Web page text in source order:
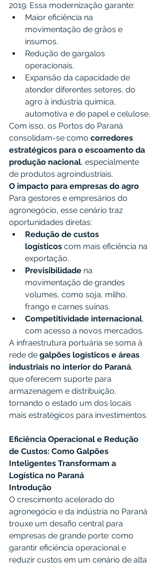
2019. Essa modernização garante:
Maior eficiência na
movimentação de grãos e
insumos.
Redução de gargalos
operacionais.
Expansão da capacidade de
atender diferentes setores, do
agro à indústria química,
automotiva e de papel e celulose.
Com isso, os Portos do Paraná
consolidam-se como corredores
estratégicos para o escoamento da
produção nacional, especialmente
de produtos agroindustriais.
O impacto para empresas do agro
Para gestores e empresários do
agronegócio, esse cenário traz
oportunidades diretas:
Redução de custos
logísticos com mais eficiência na
exportação.
Previsibilidade na
movimentação de grandes
volumes, como soja, milho,
frango e carnes suínas.
Competitividade internacional,
com acesso a novos mercados.
A infraestrutura portuária se soma à
rede de galpões logísticos e áreas
industriais no interior do Paraná,
que oferecem suporte para
armazenagem e distribuição,
tornando o estado um dos locais
mais estratégicos para investimentos.
Eficiência Operacional e Redução
de Custos: Como Galpões
Inteligentes Transformam a
Logística no Paraná
Introdução
O crescimento acelerado do
agronegócio e da indústria no Paraná
trouxe um desafio central para
empresas de grande porte: como
garantir eficiência operacional e
reduzir custos em um cenário de alta